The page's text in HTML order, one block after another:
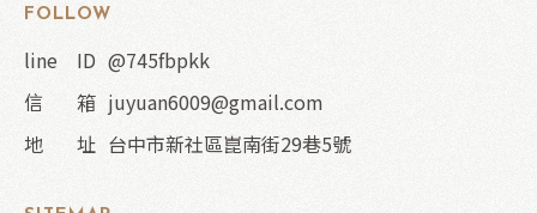
FOLLOW
@745fbpkk
juyuan6009@gmail.com
台中市新社區崑南街29巷5號